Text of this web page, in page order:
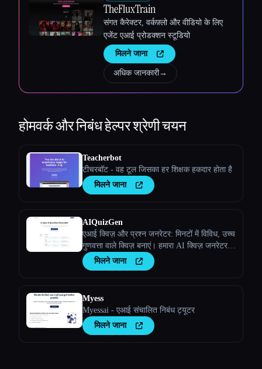
TheFluxTrain
संगत कैरेक्टर, वर्कफ़्लो और वीडियो के लिए
एजेंट एआई प्रोडक्शन स्टूडियो
मिलने जाना
अधिक जानकारी→
होमवर्क और निबंध हेल्परश्रेणी चयन
Teacherbot
टीचरबॉट - वह टूल जिसका हर शिक्षक हकदार होता है
मिलने जाना
AIQuizGen
एआई क्विज़ और प्रश्न जनरेटर: मिनटों में विविध, उच्च
गुणवत्ता वाले क्विज़ बनाएं। हमारा AI क्विज़ जनरेटर
तुम्हारे परिणामों को बेहतर बनाने के लिए लगातार,
वैयक्तिकृत और त्रुटि-मुक्त आकलन सुनिश्चित करता
मिलने जाना
Myess
Myessai - एआई संचालित निबंध ट्यूटर
मिलने जाना